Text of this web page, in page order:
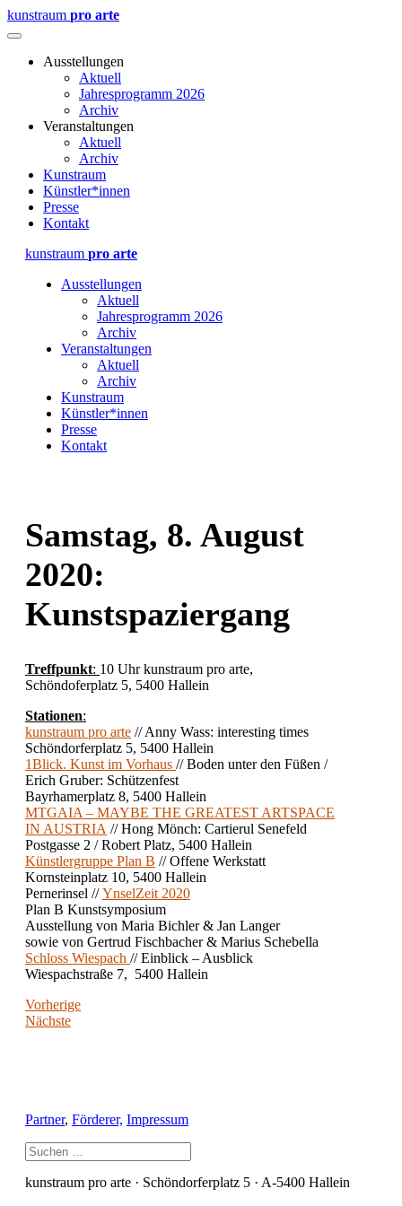
kunstraum pro arte
Ausstellungen
Aktuell
Jahresprogramm 2026
Archiv
Veranstaltungen
Aktuell
Archiv
Kunstraum
Künstler*innen
Presse
Kontakt
kunstraum pro arte
Ausstellungen
Aktuell
Jahresprogramm 2026
Archiv
Veranstaltungen
Aktuell
Archiv
Kunstraum
Künstler*innen
Presse
Kontakt
Samstag, 8. August
2020:
Kunstspaziergang
Treffpunkt: 10 Uhr kunstraum pro arte,
Schöndoferplatz 5, 5400 Hallein
Stationen:
kunstraum pro arte // Anny Wass: interesting times
Schöndorferplatz 5, 5400 Hallein
1Blick. Kunst im Vorhaus // Boden unter den Füßen /
Erich Gruber: Schützenfest
Bayrhamerplatz 8, 5400 Hallein
MTGAIA – MAYBE THE GREATEST ARTSPACE
IN AUSTRIA // Hong Mönch: Cartierul Senefeld
Postgasse 2 / Robert Platz, 5400 Hallein
Künstlergruppe Plan B // Offene Werkstatt
Kornsteinplatz 10, 5400 Hallein
Pernerinsel //YnselZeit 2020
Plan B Kunstsymposium
Ausstellung von Maria Bichler & Jan Langer
sowie von Gertrud Fischbacher & Marius Schebella
Schloss Wiespach // Einblick – Ausblick
Wiespachstraße 7, 5400 Hallein
Vorherige
Nächste
Partner, Förderer, Impressum
kunstraum pro arte · Schöndorferplatz 5 · A-5400 Hallein